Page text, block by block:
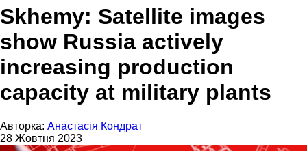
Skhemy: Satellite images
show Russia actively
increasing production
capacity at military plants
Авторка: Анастасія Кондрат
28 Жовтня 2023